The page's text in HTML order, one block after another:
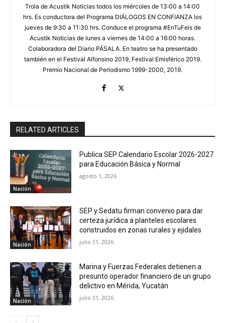
Trola de Acustik Noticias todos los miércoles de 13:00 a 14:00
hrs. Es conductora del Programa DIÁLOGOS EN CONFIANZA los
jueves de 9:30 a 11:30 hrs. Conduce el programa #EnTuFeis de
Acustik Noticias de lunes a viernes de 14:00 a 16:00 horas.
Colaboradora del Diario PÁSALA. En teatro se ha presentado
también en el Festival Alfonsino 2019, Festival Emisférico 2019.
Premio Nacional de Periodismo 1999-2000, 2019.
RELATED ARTICLES
Nación
Publica SEP Calendario Escolar 2026-2027
para Educación Básica y Normal
agosto 1, 2026
Nación
SEP y Sedatu firman convenio para dar
certeza jurídica a planteles escolares
construidos en zonas rurales y ejidales
julio 31, 2026
Nación
Marina y Fuerzas Federales detienen a
presunto operador financiero de un grupo
delictivo en Mérida, Yucatán
julio 31, 2026